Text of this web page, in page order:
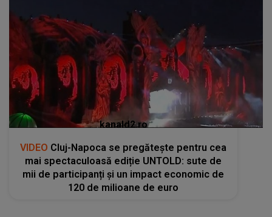
kanald2.ro
VIDEO Cluj-Napoca se pregătește pentru cea
mai spectaculoasă ediție UNTOLD: sute de
mii de participanți și un impact economic de
120 de milioane de euro